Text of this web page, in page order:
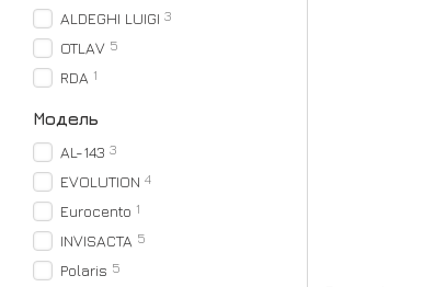
ALDEGHI LUIGI 3
OTLAV 5
RDA 1
Модель
AL-143 3
EVOLUTION 4
Eurocento 1
INVISACTA 5
Polaris 5